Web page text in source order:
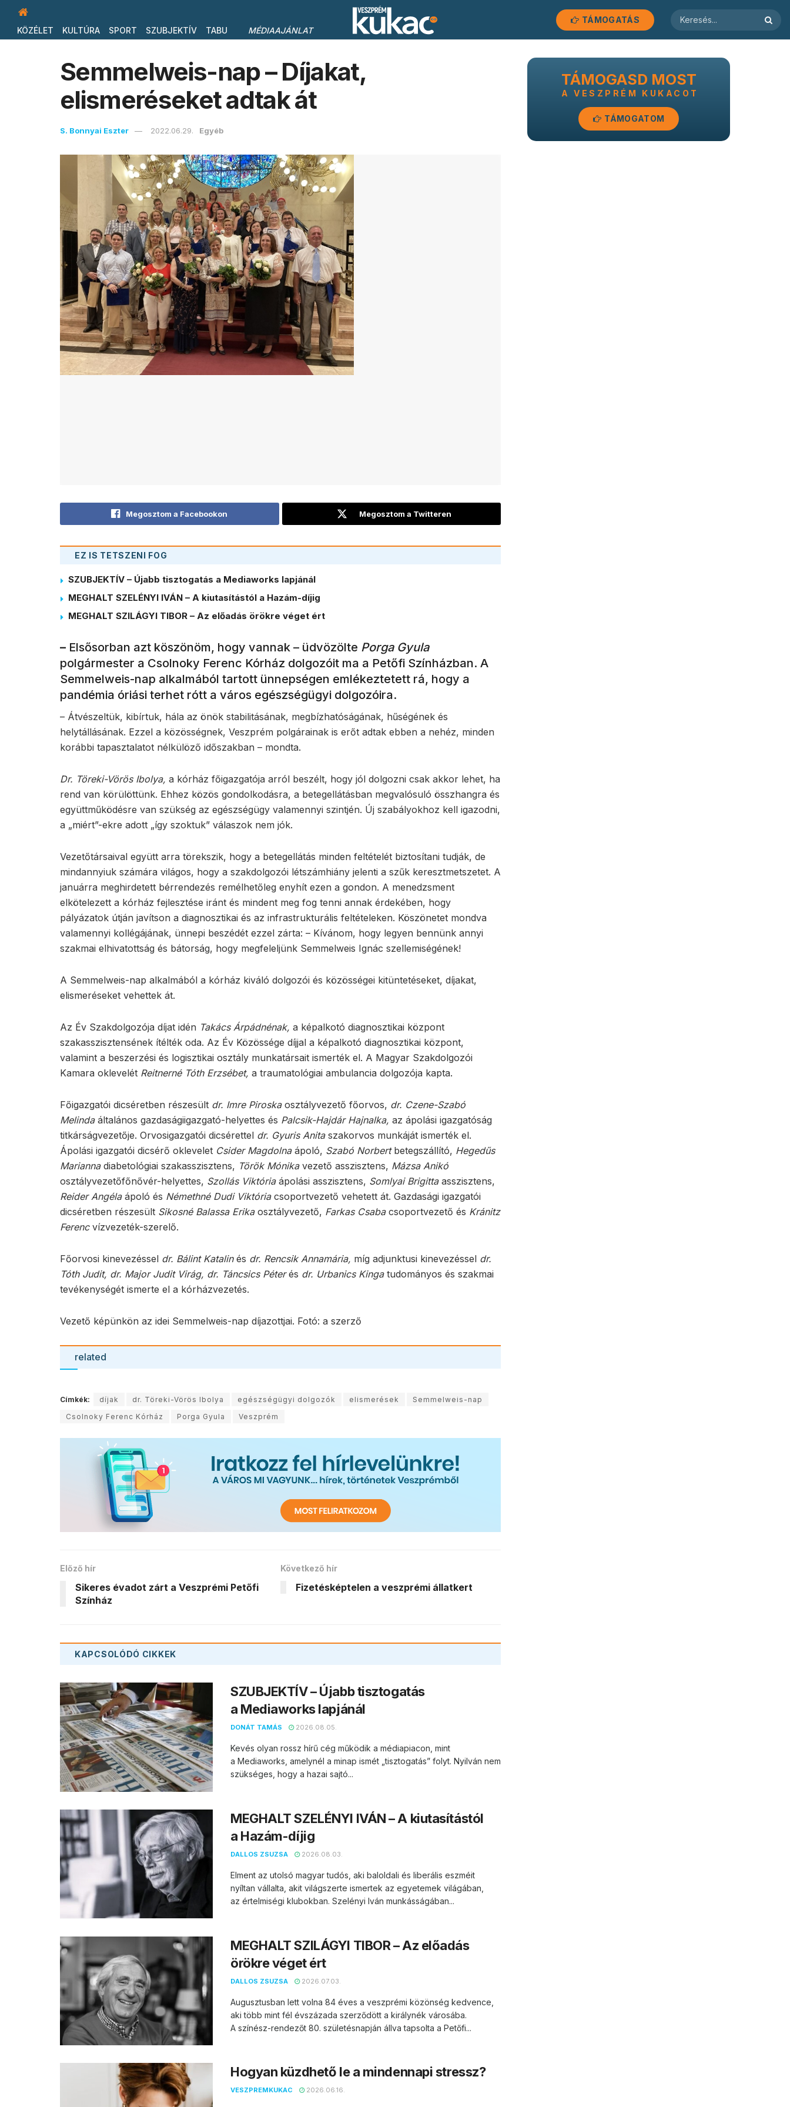
KÖZÉLET KULTÚRA SPORT SZUBJEKTÍV TABU MÉDIAAJÁNLAT
TÁMOGATÁS
Semmelweis-nap – Díjakat,
elismeréseket adtak át
S. Bonnyai Eszter 2022.06.29. Egyéb
Megosztom a Facebookon Megosztom a Twitteren
EZ IS TETSZENI FOG
SZUBJEKTÍV – Újabb tisztogatás a Mediaworks lapjánál
MEGHALT SZELÉNYI IVÁN – A kiutasítástól a Hazám-díjig
MEGHALT SZILÁGYI TIBOR – Az előadás örökre véget ért
– Elsősorban azt köszönöm, hogy vannak – üdvözölte Porga Gyula
polgármester a Csolnoky Ferenc Kórház dolgozóit ma a Petőfi Színházban. A
Semmelweis-nap alkalmából tartott ünnepségen emlékeztetett rá, hogy a
pandémia óriási terhet rótt a város egészségügyi dolgozóira.
– Átvészeltük, kibírtuk, hála az önök stabilitásának, megbízhatóságának, hűségének és
helytállásának. Ezzel a közösségnek, Veszprém polgárainak is erőt adtak ebben a nehéz, minden
korábbi tapasztalatot nélkülöző időszakban – mondta.
Dr. Töreki-Vörös Ibolya, a kórház főigazgatója arról beszélt, hogy jól dolgozni csak akkor lehet, ha
rend van körülöttünk. Ehhez közös gondolkodásra, a betegellátásban megvalósuló összhangra és
együttműködésre van szükség az egészségügy valamennyi szintjén. Új szabályokhoz kell igazodni,
a „miért”-ekre adott „így szoktuk” válaszok nem jók.
Vezetőtársaival együtt arra törekszik, hogy a betegellátás minden feltételét biztosítani tudják, de
mindannyiuk számára világos, hogy a szakdolgozói létszámhiány jelenti a szűk keresztmetszetet. A
januárra meghirdetett bérrendezés remélhetőleg enyhít ezen a gondon. A menedzsment
elkötelezett a kórház fejlesztése iránt és mindent meg fog tenni annak érdekében, hogy
pályázatok útján javítson a diagnosztikai és az infrastrukturális feltételeken. Köszönetet mondva
valamennyi kollégájának, ünnepi beszédét ezzel zárta: – Kívánom, hogy legyen bennünk annyi
szakmai elhivatottság és bátorság, hogy megfeleljünk Semmelweis Ignác szellemiségének!
A Semmelweis-nap alkalmából a kórház kiváló dolgozói és közösségei kitüntetéseket, díjakat,
elismeréseket vehettek át.
Az Év Szakdolgozója díjat idén Takács Árpádnénak, a képalkotó diagnosztikai központ
szakasszisztensének ítélték oda. Az Év Közössége díjjal a képalkotó diagnosztikai központ,
valamint a beszerzési és logisztikai osztály munkatársait ismerték el. A Magyar Szakdolgozói
Kamara oklevelét Reitnerné Tóth Erzsébet, a traumatológiai ambulancia dolgozója kapta.
Főigazgatói dicséretben részesült dr. Imre Piroskaosztályvezető főorvos, dr. Czene-Szabó
Melindaáltalános gazdaságiigazgató-helyettes és Palcsik-Hajdár Hajnalka, az ápolási igazgatóság
titkárságvezetője. Orvosigazgatói dicsérettel dr. Gyuris Anitaszakorvos munkáját ismerték el.
Ápolási igazgatói dicsérő oklevelet Csider Magdolnaápoló, Szabó Norbertbetegszállító, Hegedűs
Mariannadiabetológiai szakasszisztens, Török Mónikavezető asszisztens, Mázsa Anikó
osztályvezetőfőnővér-helyettes, Szollás Viktóriaápolási asszisztens, Somlyai Brigittaasszisztens,
Reider Angélaápoló és Némethné Dudi Viktóriacsoportvezető vehetett át. Gazdasági igazgatói
dicséretben részesült Sikosné Balassa Erikaosztályvezető, Farkas Csabacsoportvezető és Kránitz
Ferencvízvezeték-szerelő.
Főorvosi kinevezéssel dr. Bálint Katalinés dr. Rencsik Annamária, míg adjunktusi kinevezéssel dr.
Tóth Judit, dr. Major Judit Virág, dr. Táncsics Péterés dr. Urbanics Kingatudományos és szakmai
tevékenységét ismerte el a kórházvezetés.
Vezető képünkön az idei Semmelweis-nap díjazottjai. Fotó: a szerző
related
Címkék: díjak dr. Töreki-Vörös Ibolya egészségügyi dolgozók elismerések
Semmelweis-nap
Csolnoky Ferenc Kórház
Porga Gyula Veszprém
Előző hír
Sikeres évadot zárt a Veszprémi Petőfi
Színház
Következő hír
Fizetésképtelen a veszprémi állatkert
KAPCSOLÓDÓ CIKKEK
SZUBJEKTÍV – Újabb tisztogatás
a Mediaworks lapjánál
DONÁT TAMÁS 2026.08.05.
Kevés olyan rossz hírű cég működik a médiapiacon, mint
a Mediaworks, amelynél a minap ismét „tisztogatás” folyt. Nyilván nem
szükséges, hogy a hazai sajtó...
MEGHALT SZELÉNYI IVÁN – A kiutasítástól
a Hazám-díjig
DALLOS ZSUZSA 2026.08.03.
Elment az utolsó magyar tudós, aki baloldali és liberális eszméit
nyíltan vállalta, akit világszerte ismertek az egyetemek világában,
az értelmiségi klubokban. Szelényi Iván munkásságában...
MEGHALT SZILÁGYI TIBOR – Az előadás
örökre véget ért
DALLOS ZSUZSA 2026.07.03.
Augusztusban lett volna 84 éves a veszprémi közönség kedvence,
aki több mint fél évszázada szerződött a királynék városába.
A színész-rendezőt 80. születésnapján állva tapsolta a Petőfi...
Hogyan küzdhető le a mindennapi stressz?
VESZPREMKUKAC 2026.06.16.
TÁMOGASD MOST
A VESZPRÉM KUKACOT
TÁMOGATOM